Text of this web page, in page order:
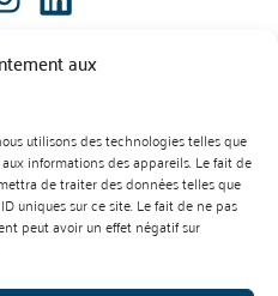
aux
utilisons des technologies telles que
informations des appareils. Le fait de
de traiter des données telles que
uniques sur ce site. Le fait de ne pas
peut avoir un effet négatif sur
Légales
la santé. À consommer avec
des vins
cidricoles
Préambulles